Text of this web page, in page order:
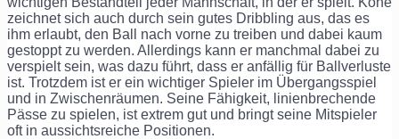
zeichnet sich auch durch sein gutes Dribbling aus, das es
ihm erlaubt, den Ball nach vorne zu treiben und dabei kaum
gestoppt zu werden. Allerdings kann er manchmal dabei zu
verspielt sein, was dazu führt, dass er anfällig für Ballverluste
ist. Trotzdem ist er ein wichtiger Spieler im Übergangsspiel
und in Zwischenräumen. Seine Fähigkeit, linienbrechende
Pässe zu spielen, ist extrem gut und bringt seine Mitspieler
oft in aussichtsreiche Positionen.